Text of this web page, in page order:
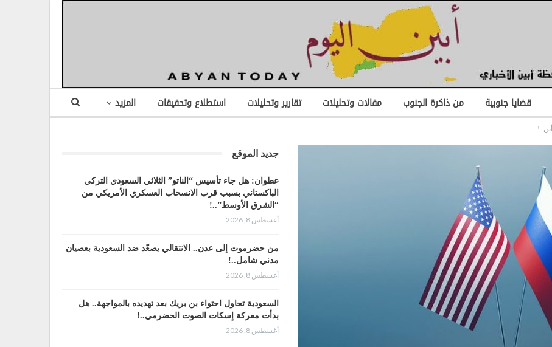
قضايا جنوبية من ذاكرة الجنوب مقالات وتحليلات تقارير وتحليلات استطلاع وتحقيقات المزيد
جديد الموقع
عطوان: هل جاء تأسيس “الناتو” الثلاثي السعودي التركي
الباكستاني بسبب قرب الانسحاب العسكري الأمريكي من
“الشرق الأوسط”..!
أغسطس 8, 2026
من حضرموت إلى عدن.. الانتقالي يصعّد ضد السعودية بعصيان
مدني شامل..!
أغسطس 8, 2026
السعودية تحاول احتواء بن بريك بعد تهديده بالمواجهة.. هل
بدأت معركة إسكات الصوت الحضرمي..!
أغسطس 8, 2026